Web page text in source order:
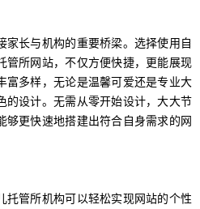
家长与机构的重要桥梁。选择使用自
管所网站，不仅方便快捷，更能展现
富多样，无论是温馨可爱还是专业大
的设计。无需从零开始设计，大大节
够更快速地搭建出符合自身需求的网
托管所机构可以轻松实现网站的个性